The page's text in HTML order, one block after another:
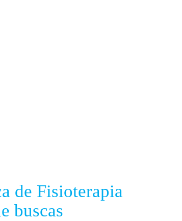
de Fisioterapia
buscas